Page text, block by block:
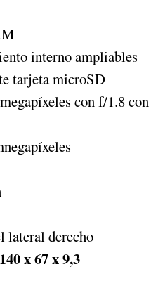
interno ampliables
tarjeta microSD
con f/1.8 con
lateral derecho
x 67 x 9,3